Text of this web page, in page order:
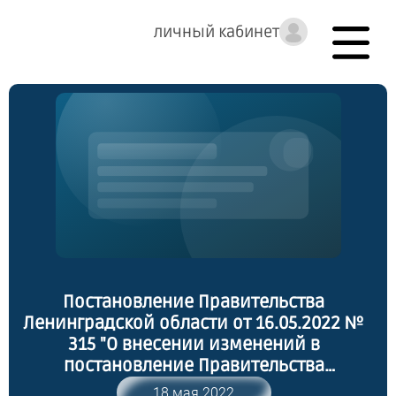
личный кабинет
Постановление Правительства
Ленинградской области от 16.05.2022 №
315 "О внесении изменений в
постановление Правительства
Ленинградской области от 12 апреля
18 мая 2022